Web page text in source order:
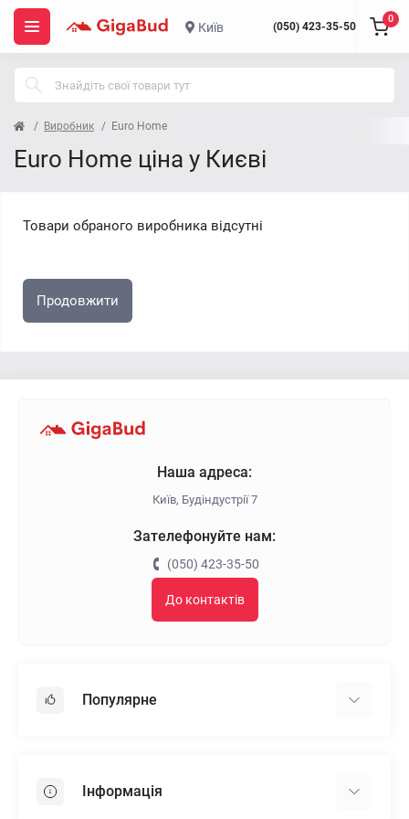
Київ (050) 423-35-50
0
Виробник Euro Home
Euro Home ціна у Києві
Товари обраного виробника відсутні
Продовжити
Наша адреса:
Київ, Будіндустрії 7
Зателефонуйте нам:
(050) 423-35-50
До контактів
Популярне
Пінопласт
Інформація